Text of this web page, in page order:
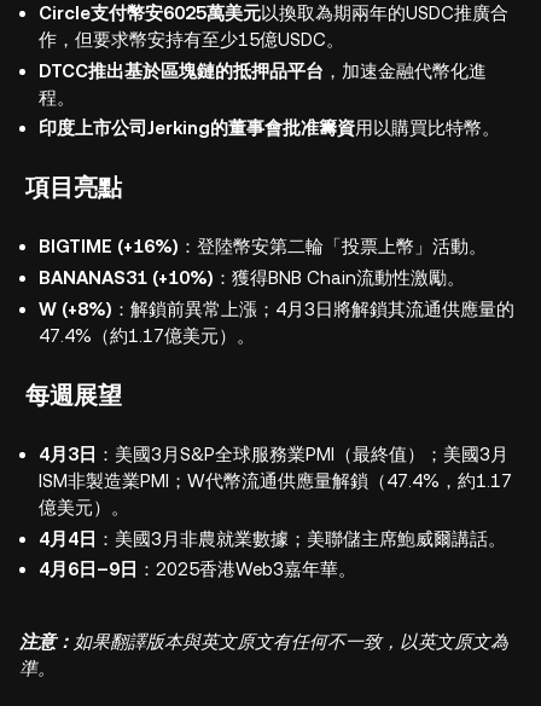
Circle支付幣安6025萬美元以換取為期兩年的USDC推廣合
作，但要求幣安持有至少15億USDC。
DTCC推出基於區塊鏈的抵押品平台 ，加速金融代幣化進
程。
印度上市公司Jerking的董事會批准籌資用以購買比特幣。
項目亮點
BIGTIME (+16%) ：登陸幣安第二輪「投票上幣」活動。
BANANAS31 (+10%) ：獲得BNB Chain流動性激勵。
W (+8%) ：解鎖前異常上漲；4月3日將解鎖其流通供應量的
47.4%（約1.17億美元）。
每週展望
4月3日 ：美國3月S&P全球服務業PMI（最終值）；美國3月
ISM非製造業PMI；W代幣流通供應量解鎖（47.4%，約1.17
億美元）。
4月4日 ：美國3月非農就業數據；美聯儲主席鮑威爾講話。
4月6日–9日 ：2025香港Web3嘉年華。
注意： 如果翻譯版本與英文原文有任何不一致，以英文原文為
準。